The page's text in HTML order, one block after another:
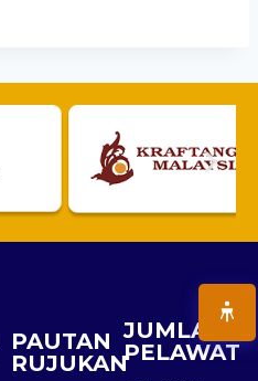
PAUTAN
RUJUKAN
JUMLAH
PELAWAT